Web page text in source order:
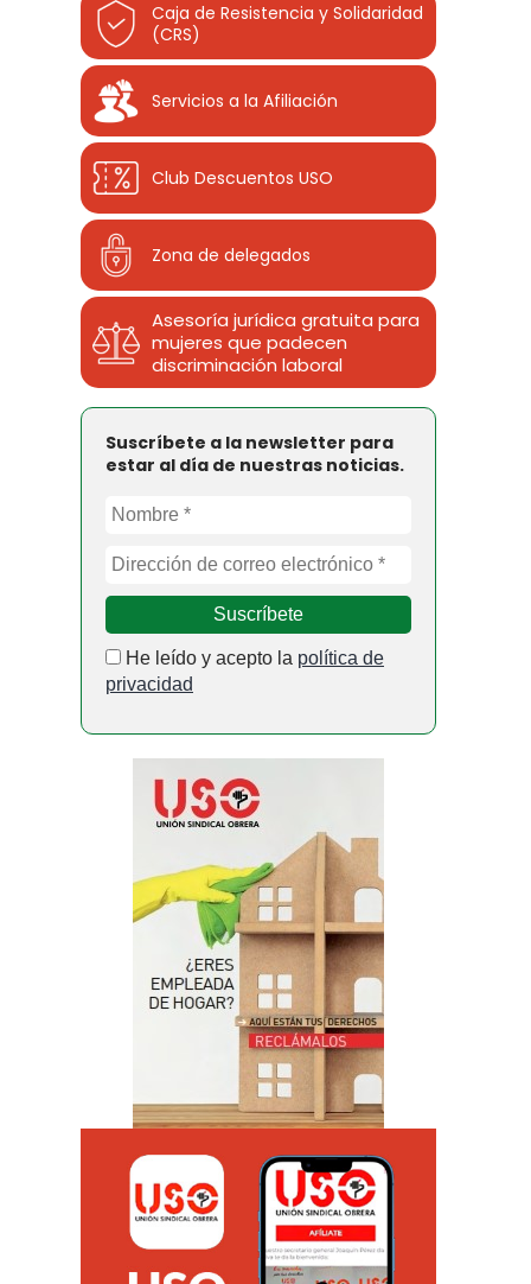
Caja de Resistencia y Solidaridad
(CRS)
Servicios a la Afiliación
Club Descuentos USO
Zona de delegados
Asesoría jurídica gratuita para
mujeres que padecen
discriminación laboral
Suscríbete a la newsletter para
estar al día de nuestras noticias.
He leído y acepto la política de
privacidad